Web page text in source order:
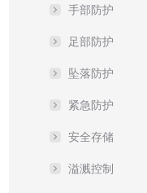
手部防护
足部防护
坠落防护
紧急防护
安全存储
溢溅控制